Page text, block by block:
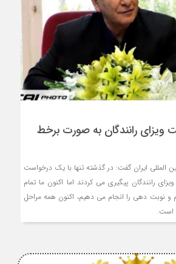
ویزای رانندگان به صورت برخط
المللی ایران گفت: در گذشته تنها با یک درخواست
رانندگان پیگیری می‌ کردند اما اکنون ما تمام
و نوبت ‌دهی را انجام می دهیم، اکنون همه مراحل